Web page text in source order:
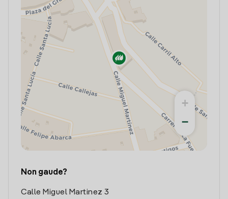
+
−
Non gaude?
Calle Miguel Martinez 3